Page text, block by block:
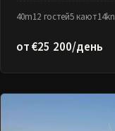
40m12 гостей5 кают14kn
от €25 200/день